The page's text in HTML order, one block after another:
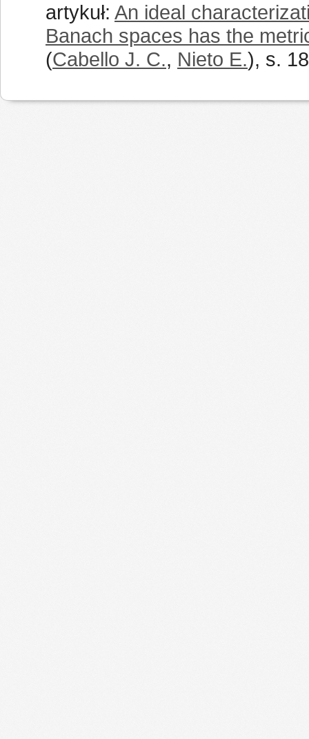
artykuł: An ideal
Banach spaces has the
(Cabello J. C., Nieto E.), s.